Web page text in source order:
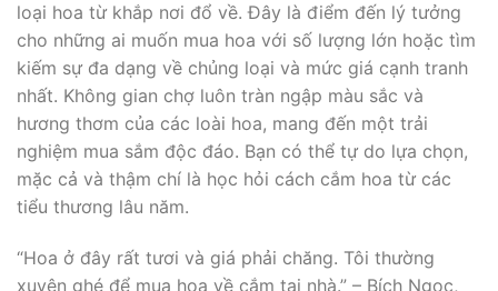
loại hoa từ khắp nơi đổ về. Đây là điểm đến lý tưởng
cho những ai muốn mua hoa với số lượng lớn hoặc tìm
kiếm sự đa dạng về chủng loại và mức giá cạnh tranh
nhất. Không gian chợ luôn tràn ngập màu sắc và
hương thơm của các loài hoa, mang đến một trải
nghiệm mua sắm độc đáo. Bạn có thể tự do lựa chọn,
mặc cả và thậm chí là học hỏi cách cắm hoa từ các
tiểu thương lâu năm.
“Hoa ở đây rất tươi và giá phải chăng. Tôi thường
xuyên ghé để mua hoa về cắm tại nhà.” – Bích Ngọc,